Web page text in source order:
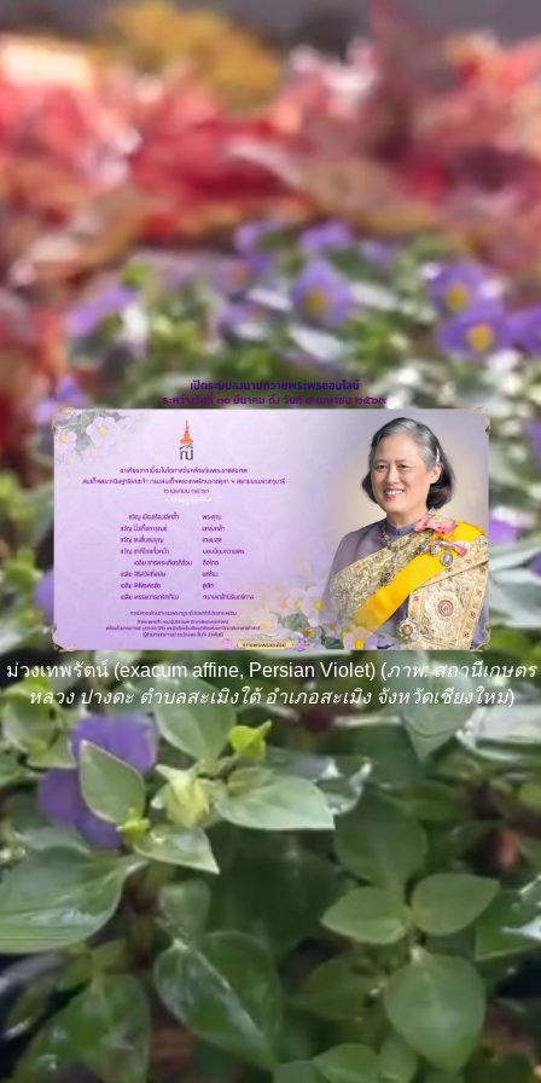
ม่วงเทพรัตน์ (exacum affine, Persian Violet) (ภาพ: สถานีเกษตร
หลวง ปางดะ ตำบลสะเมิงใต้ อำเภอสะเมิง จังหวัดเชียงใหม่)